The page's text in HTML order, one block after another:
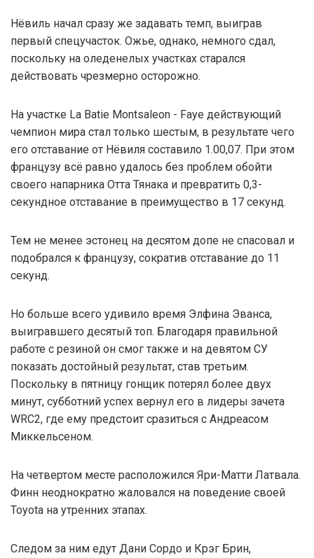
Нёвиль начал сразу же задавать темп, выиграв
первый спецучасток. Ожье, однако, немного сдал,
поскольку на оледенелых участках старался
действовать чрезмерно осторожно.
На участке La Batie Montsaleon - Faye действующий
чемпион мира стал только шестым, в результате чего
его отставание от Нёвиля составило 1.00,07. При этом
французу всё равно удалось без проблем обойти
своего напарника Отта Тянака и превратить 0,3-
секундное отставание в преимущество в 17 секунд.
Тем не менее эстонец на десятом допе не спасовал и
подобрался к французу, сократив отставание до 11
секунд.
Но больше всего удивило время Элфина Эванса,
выигравшего десятый топ. Благодаря правильной
работе с резиной он смог также и на девятом СУ
показать достойный результат, став третьим.
Поскольку в пятницу гонщик потерял более двух
минут, субботний успех вернул его в лидеры зачета
WRC2, где ему предстоит сразиться с Андреасом
Миккельсеном.
На четвертом месте расположился Яри-Матти Латвала.
Финн неоднократно жаловался на поведение своей
Toyota на утренних этапах.
Следом за ним едут Дани Сордо и Крэг Брин,